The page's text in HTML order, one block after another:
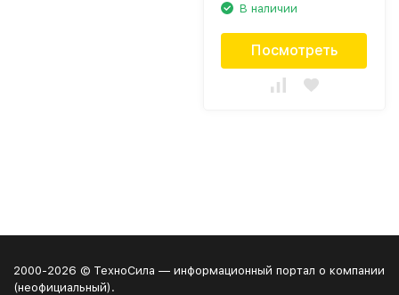
В наличии
Посмотреть
2000-2026 © ТехноСила — информационный портал о компании
(неофициальный).